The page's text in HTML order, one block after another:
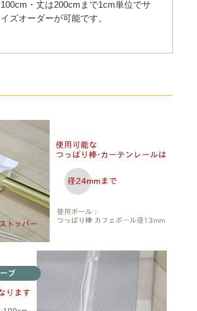
100cm・丈は200cmまで1cm単位でサ
イズオーダーが可能です。